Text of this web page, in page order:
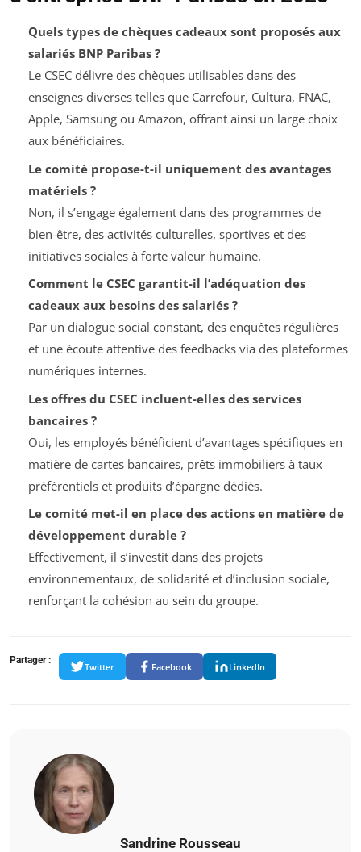
Quels types de chèques cadeaux sont proposés aux
salariés BNP Paribas ?
Le CSEC délivre des chèques utilisables dans des
enseignes diverses telles que Carrefour, Cultura, FNAC,
Apple, Samsung ou Amazon, offrant ainsi un large choix
aux bénéficiaires.
Le comité propose-t-il uniquement des avantages
matériels ?
Non, il s’engage également dans des programmes de
bien-être, des activités culturelles, sportives et des
initiatives sociales à forte valeur humaine.
Comment le CSEC garantit-il l’adéquation des
cadeaux aux besoins des salariés ?
Par un dialogue social constant, des enquêtes régulières
et une écoute attentive des feedbacks via des plateformes
numériques internes.
Les offres du CSEC incluent-elles des services
bancaires ?
Oui, les employés bénéficient d’avantages spécifiques en
matière de cartes bancaires, prêts immobiliers à taux
préférentiels et produits d’épargne dédiés.
Le comité met-il en place des actions en matière de
développement durable ?
Effectivement, il s’investit dans des projets
environnementaux, de solidarité et d’inclusion sociale,
renforçant la cohésion au sein du groupe.
Partager :
Twitter Facebook LinkedIn
Sandrine Rousseau